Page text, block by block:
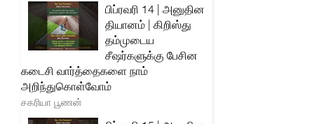
பிப்ரவரி 14 | அனுதின
தியானம் | கிறிஸ்து
தம்முடைய
சீஷர்களுக்கு பேசின
கடைசி வார்த்தைகளை நாம்
அறிந்துகொள்வோம்
சகரியா பூணன்